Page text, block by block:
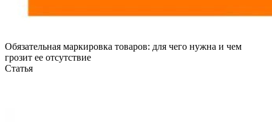
Обязательная маркировка товаров: для чего нужна и чем
грозит ее отсутствие
Статья